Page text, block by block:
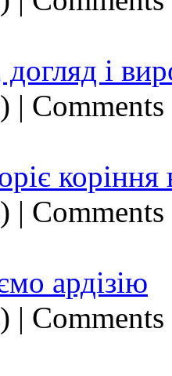
догляд і
|
коріння
|
ардізію
|